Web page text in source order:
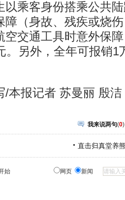
以乘客身份搭乘公共
障（身故、残疾或烧
空交通工具时意外保
。另外，全年可报销1
记者 苏曼丽 殷洁
我来说两句(0)
直击归真堂养
始 网页 新闻